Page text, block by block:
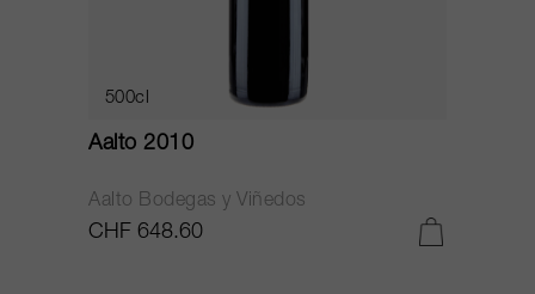
500cl
Aalto 2010
Aalto Bodegas y Viñedos
CHF 648.60